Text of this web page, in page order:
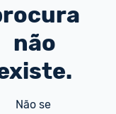
não
Não se